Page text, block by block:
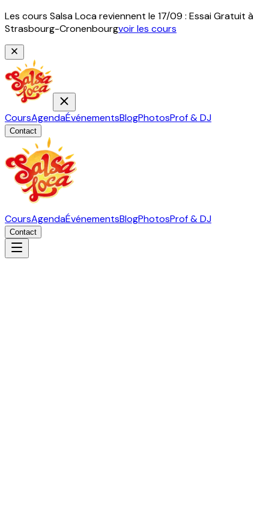
Les cours Salsa Loca reviennent le 17/09 : Essai Gratuit à
Strasbourg-Cronenbourgvoir les cours
CoursAgendaÉvénementsBlogPhotosProf & DJ
Contact
CoursAgendaÉvénementsBlogPhotosProf & DJ
Contact